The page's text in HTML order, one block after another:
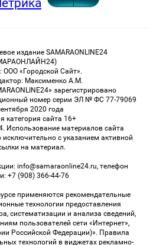
издание SAMARAONLINE24
ООО «Городской Сайт».
Максименко А.М.
зарегистрировано
номер серии ЭЛ № ФС 77-79069
2020 года
категория сайта 16+
Использование материалов сайта
с указанием активной
на материал.
info@samaraonline24.ru, телефон
+7 (908) 366-44-76
применяются рекомендательные
технологии предоставления
систематизации и анализа сведений,
пользователей сети «Интернет»,
Российской Федерации)». Правила
технологий в виджетах рекламно-